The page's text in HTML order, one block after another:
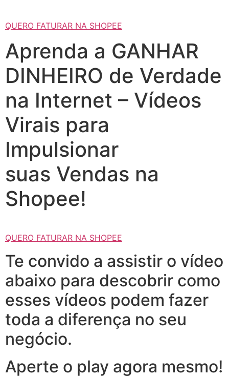
QUERO FATURAR NA SHOPEE
Aprenda a GANHAR
DINHEIRO de Verdade
na Internet – Vídeos
Virais para
Impulsionar
suas Vendas na
Shopee!
QUERO FATURAR NA SHOPEE
Te convido a assistir o vídeo
abaixo para descobrir como
esses vídeos podem fazer
toda a diferença no seu
negócio.
Aperte o play agora mesmo!